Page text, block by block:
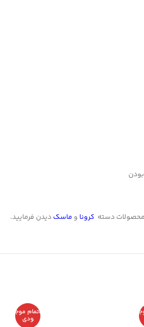
محصولات دسته کرونا و ماسکدیدن فرمایید.
اتمام موج
ودی